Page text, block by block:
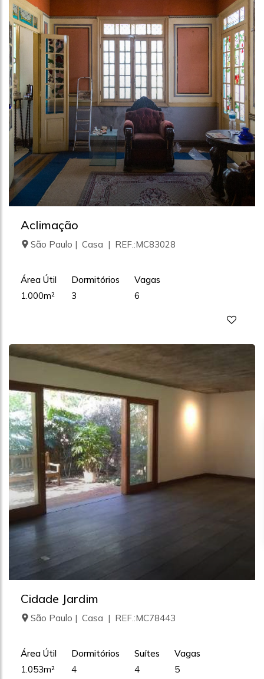
Aclimação
São Paulo | Casa | REF.:MC83028
Área Útil
1.000m²
Dormitórios
3
Vagas
6
Cidade Jardim
São Paulo | Casa | REF.:MC78443
Área Útil
1.053m²
Dormitórios
4
Suítes
4
Vagas
5